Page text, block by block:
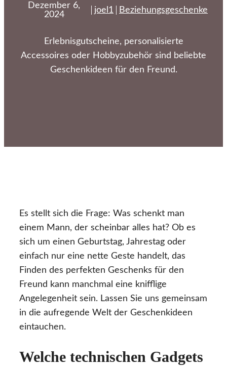
Dezember 6,
2024
joel1 Beziehungsgeschenke
Erlebnisgutscheine, personalisierte
Accessoires oder Hobbyzubehör sind beliebte
Geschenkideen für den Freund.
Es stellt sich die Frage: Was schenkt man
einem Mann, der scheinbar alles hat? Ob es
sich um einen Geburtstag, Jahrestag oder
einfach nur eine nette Geste handelt, das
Finden des perfekten Geschenks für den
Freund kann manchmal eine knifflige
Angelegenheit sein. Lassen Sie uns gemeinsam
in die aufregende Welt der Geschenkideen
eintauchen.
Welche technischen Gadgets